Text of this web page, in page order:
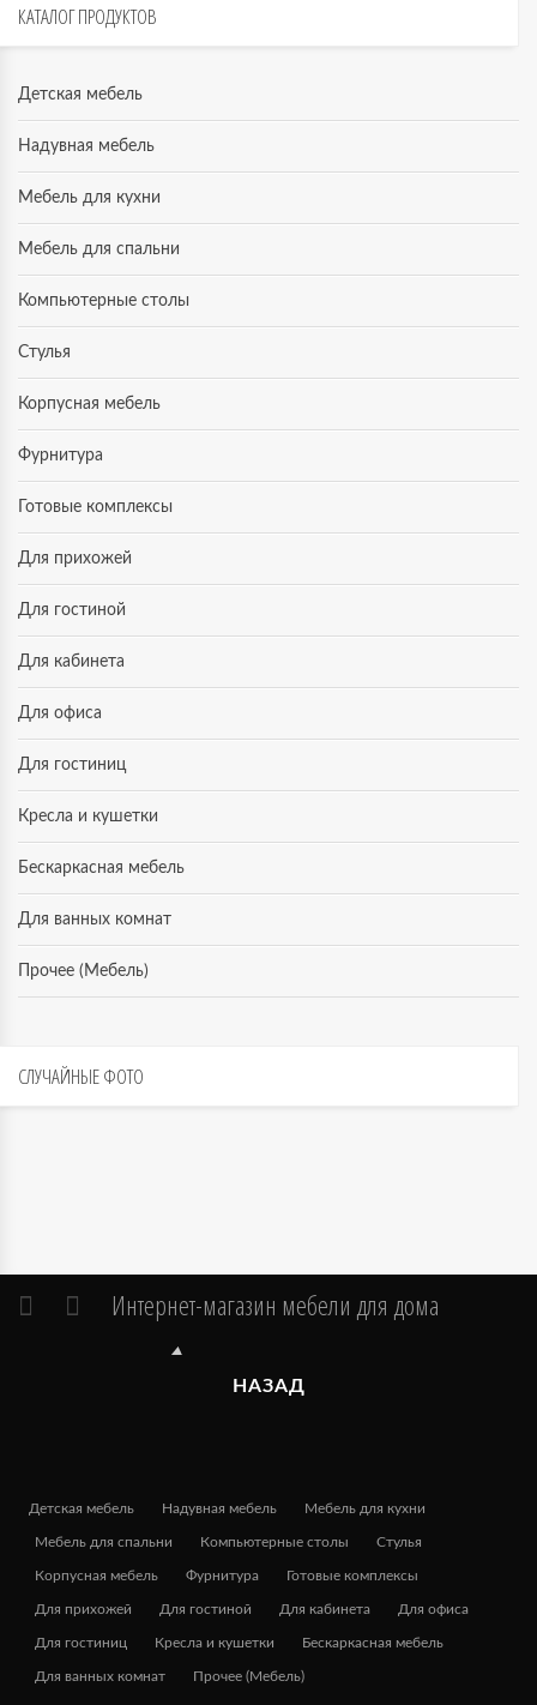
КАТАЛОГПРОДУКТОВ
Детская мебель
Надувная мебель
Мебель для кухни
Мебель для спальни
Компьютерные столы
Стулья
Корпусная мебель
Фурнитура
Готовые комплексы
Для прихожей
Для гостиной
Для кабинета
Для офиса
Для гостиниц
Кресла и кушетки
Бескаркасная мебель
Для ванных комнат
Прочее (Мебель)
СЛУЧАЙНЫЕФОТО
Интернет-магазин мебели для дома
НАЗАД
Детская мебель Надувная мебель Мебель для кухни
Мебель для спальни Компьютерные столы Стулья
Корпусная мебель Фурнитура Готовые комплексы
Для прихожей Для гостиной Для кабинета Для офиса
Для гостиниц Кресла и кушетки Бескаркасная мебель
Для ванных комнат Прочее (Мебель)